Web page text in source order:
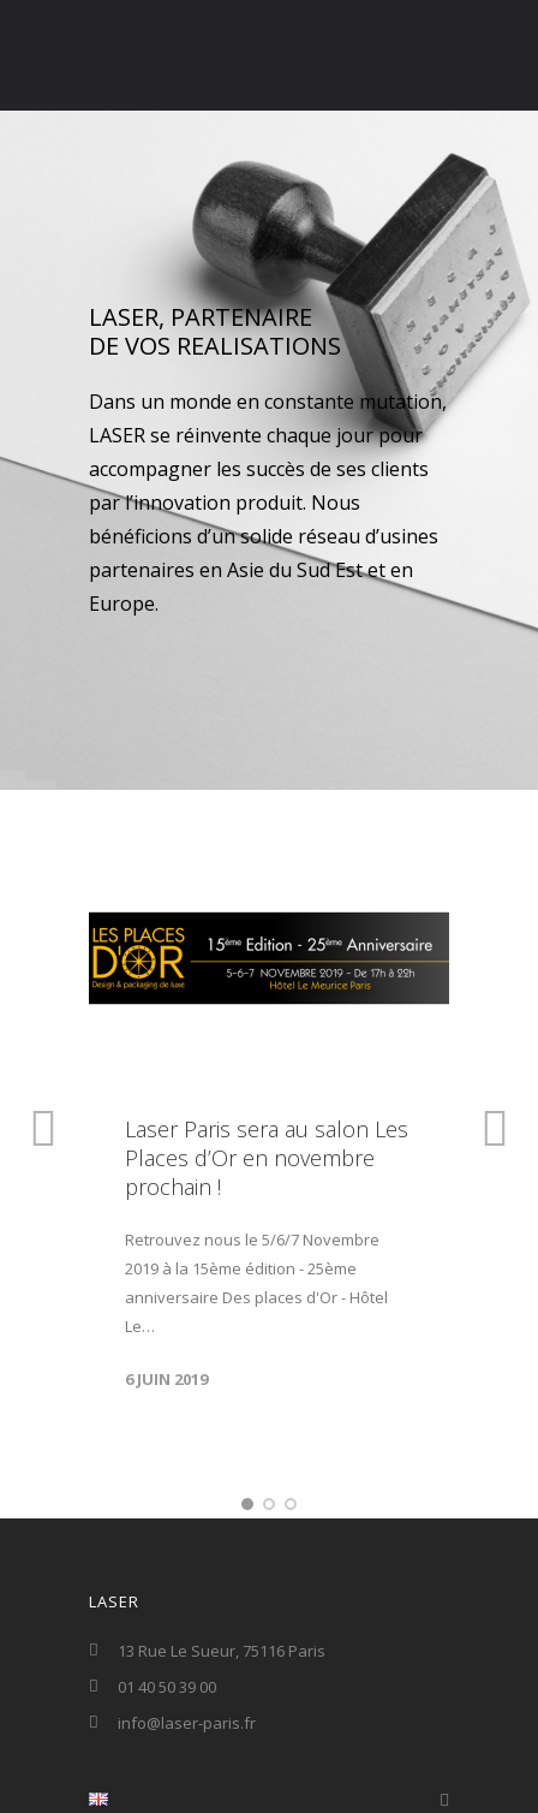
LASER, PARTENAIRE
DE VOS REALISATIONS
Dans un monde en constante mutation,
LASER se réinvente chaque jour pour
accompagner les succès de ses clients
par l’innovation produit. Nous
bénéficions d’un solide réseau d’usines
partenaires en Asie du Sud Est et en
Europe.
Laser Paris sera au salon Les
Places d’Or en novembre
prochain !
Retrouvez nous le 5/6/7 Novembre
2019 à la 15ème édition - 25ème
anniversaire Des places d'Or - Hôtel
Le…
6 JUIN 2019
LASER
13 Rue Le Sueur, 75116 Paris
01 40 50 39 00
info@laser-paris.fr